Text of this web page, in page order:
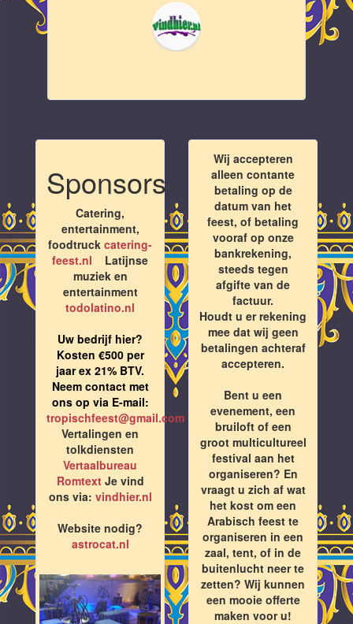
Sponsors
Catering,
entertainment,
foodtruck catering-
feest.nl Latijnse
muziek en
entertainment
todolatino.nl
Uw bedrijf hier?
Kosten €500 per
jaar ex 21% BTV.
Neem contact met
ons op via E-mail:
tropischfeest@gmail.com
Vertalingen en
tolkdiensten
Vertaalbureau
RomtextJe vind
ons via: vindhier.nl
Website nodig?
astrocat.nl
Wij accepteren
alleen contante
betaling op de
datum van het
feest, of betaling
vooraf op onze
bankrekening,
steeds tegen
afgifte van de
factuur.
Houdt u er rekening
mee dat wij geen
betalingen achteraf
accepteren.
Bent u een
evenement, een
bruiloft of een
groot multicultureel
festival aan het
organiseren? En
vraagt u zich af wat
het kost om een
Arabisch feest te
organiseren in een
zaal, tent, of in de
buitenlucht neer te
zetten? Wij kunnen
een mooie offerte
maken voor u!